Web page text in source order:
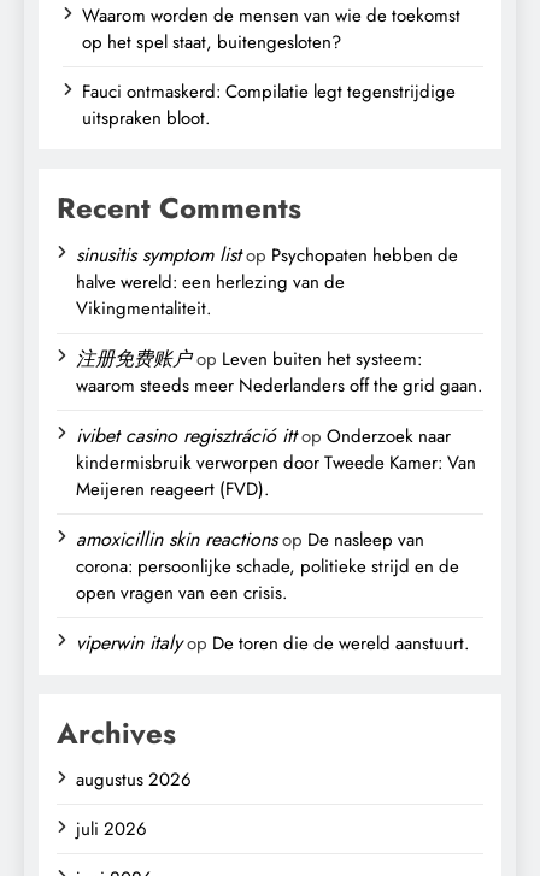
Waarom worden de mensen van wie de toekomst
op het spel staat, buitengesloten?
Fauci ontmaskerd: Compilatie legt tegenstrijdige
uitspraken bloot.
Recent Comments
sinusitis symptom listop Psychopaten hebben de
halve wereld: een herlezing van de
Vikingmentaliteit.
注册免费账户op Leven buiten het systeem:
waarom steeds meer Nederlanders off the grid gaan.
ivibet casino regisztráció ittop Onderzoek naar
kindermisbruik verworpen door Tweede Kamer: Van
Meijeren reageert (FVD).
amoxicillin skin reactionsop De nasleep van
corona: persoonlijke schade, politieke strijd en de
open vragen van een crisis.
viperwin italyop De toren die de wereld aanstuurt.
Archives
augustus 2026
juli 2026